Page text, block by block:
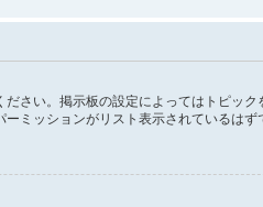
さい。掲示板の設定によってはトピック
ミッションがリスト表示されているはず